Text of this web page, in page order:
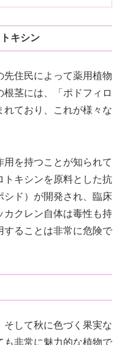
キシン
住民によって薬用植物
茎には、「ポドフィロ
れており、これが様々な
を持つことが知られて
トキシンを原料とした抗
シド）が開発され、臨床
カクレン自体は毒性も持
することは非常に危険で
そして秋に色づく果実な
も非常に魅力的な植物で